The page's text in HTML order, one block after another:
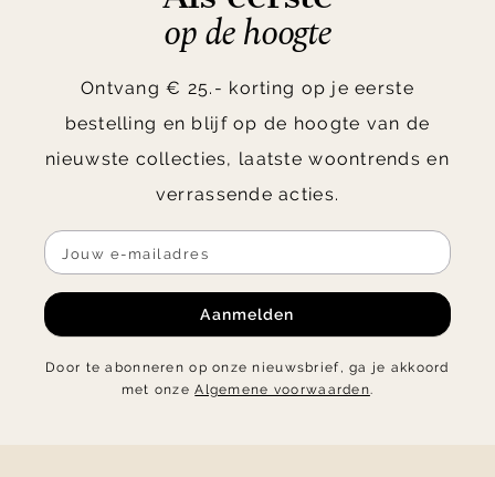
op de hoogte
Ontvang € 25.- korting op je eerste
bestelling en blijf op de hoogte van de
nieuwste collecties, laatste woontrends en
verrassende acties.
Aanmelden
Door te abonneren op onze nieuwsbrief, ga je akkoord
met onzeAlgemene voorwaarden.